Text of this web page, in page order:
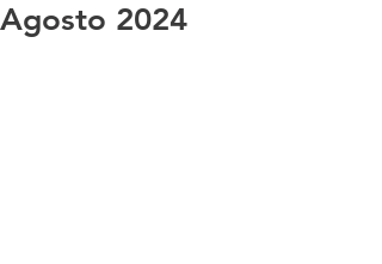
Agosto 2024